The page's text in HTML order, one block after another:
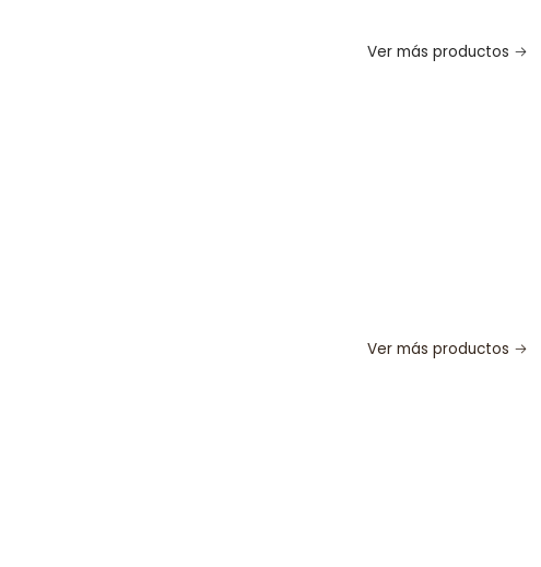
Ver más productos
Ver más productos